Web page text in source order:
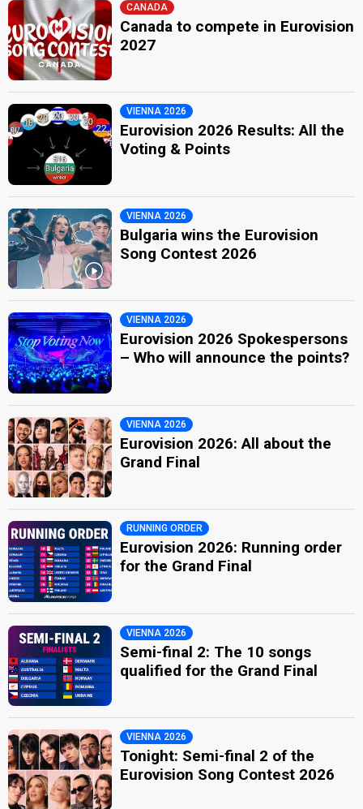
CANADA
Canada to compete in Eurovision
2027
VIENNA 2026
Eurovision 2026 Results: All the
Voting & Points
VIENNA 2026
Bulgaria wins the Eurovision
Song Contest 2026
VIENNA 2026
Eurovision 2026 Spokespersons
– Who will announce the points?
VIENNA 2026
Eurovision 2026: All about the
Grand Final
RUNNING ORDER
Eurovision 2026: Running order
for the Grand Final
VIENNA 2026
Semi-final 2: The 10 songs
qualified for the Grand Final
VIENNA 2026
Tonight: Semi-final 2 of the
Eurovision Song Contest 2026